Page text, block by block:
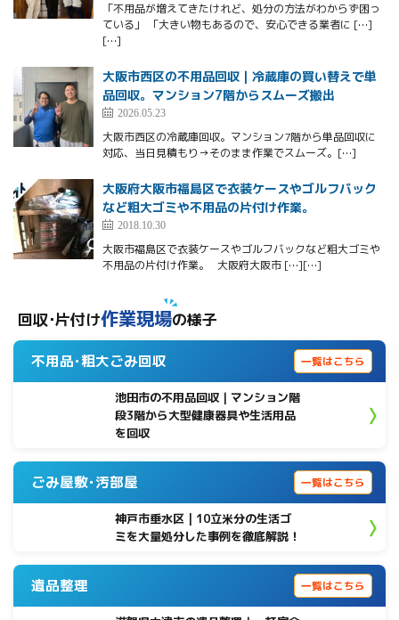
「不用品が増えてきたけれど、処分の方法がわからず困っ
ている」 「大きい物もあるので、安心できる業者に […]
[…]
大阪市西区の不用品回収｜冷蔵庫の買い替えで単
品回収。マンション7階からスムーズ搬出
2026.05.23
大阪市西区の冷蔵庫回収。マンション7階から単品回収に
対応、当日見積もり→そのまま作業でスムーズ。[…]
大阪府大阪市福島区で衣装ケースやゴルフバック
など粗大ゴミや不用品の片付け作業。
2018.10.30
大阪市福島区で衣装ケースやゴルフバックなど粗大ゴミや
不用品の片付け作業。 大阪府大阪市 […][…]
回収･片付け作業現場の様子
不用品･粗大ごみ回収 一覧はこちら
池田市の不用品回収｜マンション階
段3階から大型健康器具や生活用品
を回収
ごみ屋敷･汚部屋 一覧はこちら
神戸市垂水区 | 10立米分の生活ゴ
ミを大量処分した事例を徹底解説！
遺品整理 一覧はこちら